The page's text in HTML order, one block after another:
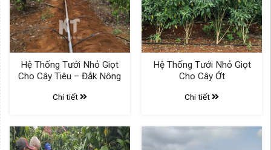
Hệ Thống Tưới Nhỏ Giọt
Cho Cây Tiêu – Đắk Nông
Chi tiết
Hệ Thống Tưới Nhỏ Giọt
Cho Cây Ớt
Chi tiết